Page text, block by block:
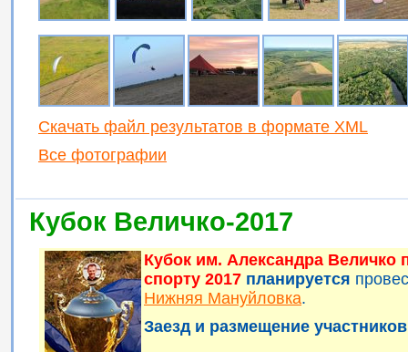
Скачать файл результатов в формате XML
Все фотографии
Кубок Величко-2017
Кубок им. Александра Величко
спорту 2017 планируется
Нижняя Мануйловка.
Заезд и размещение